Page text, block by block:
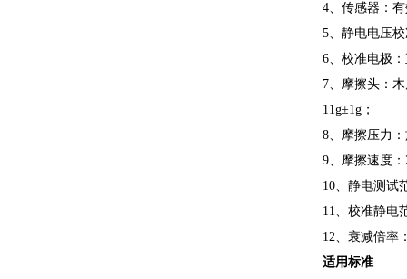
4、传感器：
5、静电电压
6、校准电极
7、摩擦头：
11g±1g；
8、摩擦压力
9、摩擦速度
10、静电测试
11、校准静电
12、衰减倍率
适用标准